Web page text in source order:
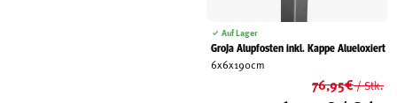
Auf Lager
GroJa Alupfosten inkl. Kappe Alueloxiert
6x6x190cm
76,95€/ Stk.